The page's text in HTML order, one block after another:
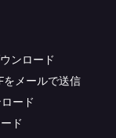
ンロード
をメールで送信
ード
ド